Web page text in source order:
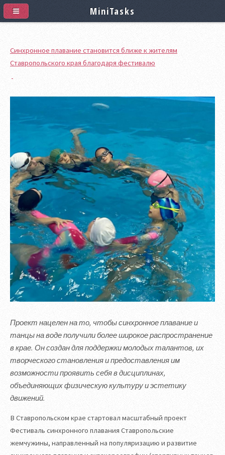
Синхронное плавание становится ближе к жителям
Ставропольского края благодаря фестивалю
Проект нацелен на то, чтобы синхронное плавание и
танцы на воде получили более широкое распространение
в крае. Он создан для поддержки молодых талантов, их
творческого становления и предоставления им
возможности проявить себя в дисциплинах,
объединяющих физическую культуру и эстетику
движений.
В Ставропольском крае стартовал масштабный проект
Фестиваль синхронного плавания Ставропольские
жемчужины, направленный на популяризацию и развитие
MiniTasks